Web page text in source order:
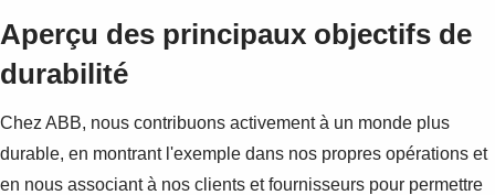
Aperçu des principaux objectifs de
durabilité
Chez ABB, nous contribuons activement à un monde plus
durable, en montrant l'exemple dans nos propres opérations et
en nous associant à nos clients et fournisseurs pour permettre